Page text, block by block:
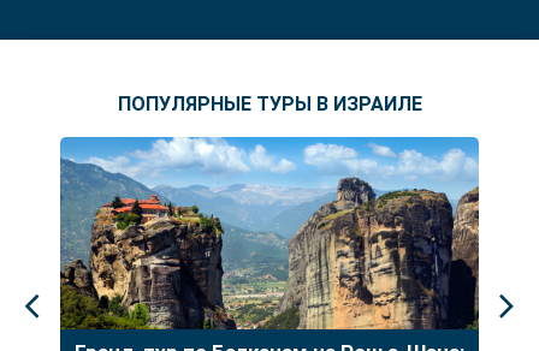
ПОПУЛЯРНЫЕ ТУРЫ В ИЗРАИЛЕ